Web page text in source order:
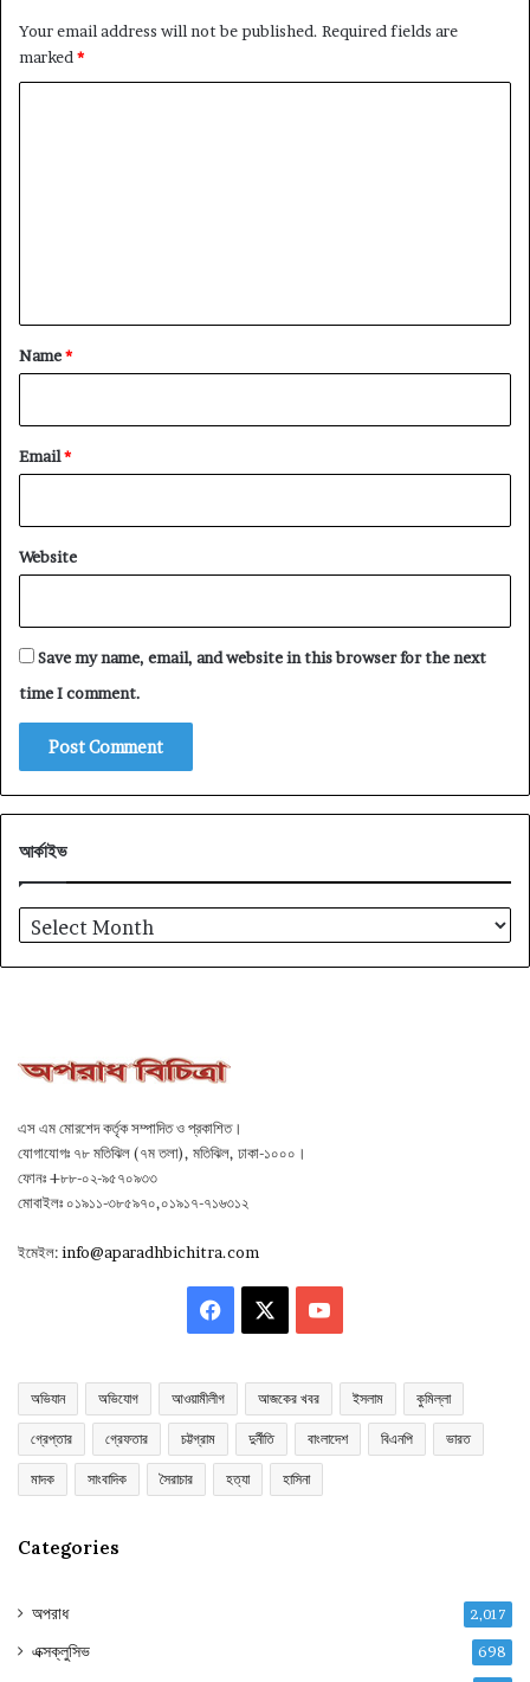
Your email address will not be published. Required fields are
marked *
*
Name*
Email*
Website
Save my name, email, and website in this browser for the next
time I comment.
আর্কাইভ
আর্কাইভ
এস এম মোরশেদ কর্তৃক সম্পাদিত ও প্রকাশিত।
যোগাযোগঃ ৭৮ মতিঝিল (৭ম তলা), মতিঝিল, ঢাকা-১০০০।
ফোনঃ +৮৮-০২-৯৫৭০৯৩৩
মোবাইলঃ ০১৯১১-৩৮৫৯৭০,০১৯১৭-৭১৬৩১২
ইমেইল:info@aparadhbichitra.com
Facebook YouTube
অভিযান অভিযোগ আওয়ামীলীগ আজকের খবর ইসলাম কুমিল্লা
গ্রেপ্তার গ্রেফতার চট্টগ্রাম দুর্নীতি বাংলাদেশ বিএনপি ভারত
মাদক সাংবাদিক সৈরাচার হত্যা হাসিনা
Categories
অপরাধ 2,017
এক্সক্লুসিভ 698